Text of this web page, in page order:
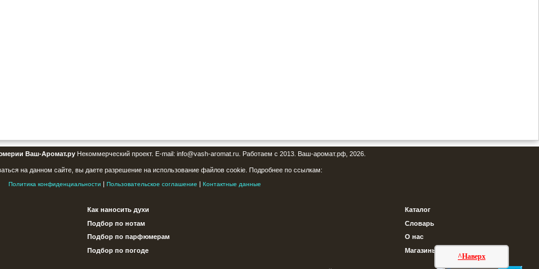
^Наверх
Ваш-Аромат.руНекоммерческий проект. E-mail: info@vash-aromat.ru. Работаем с 2013. Ваш-аромат.рф, 2026.
на данном сайте, вы даете разрешение на использование файлов cookie. Подробнее по ссылкам:
Политика конфиденциальности | Пользовательское соглашение | Контактные данные
Как наносить духи
Подбор по нотам
Подбор по парфюмерам
Подбор по погоде
Каталог
Словарь
О нас
Магазины